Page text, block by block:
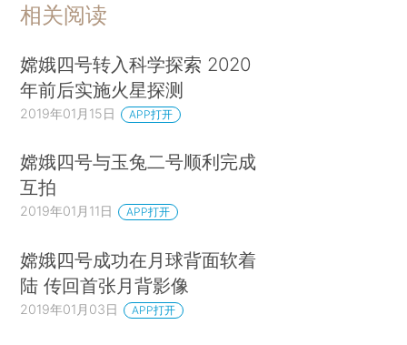
相关阅读
嫦娥四号转入科学探索 2020
年前后实施火星探测
2019年01月15日 APP打开
嫦娥四号与玉兔二号顺利完成
互拍
2019年01月11日 APP打开
嫦娥四号成功在月球背面软着
陆 传回首张月背影像
2019年01月03日 APP打开